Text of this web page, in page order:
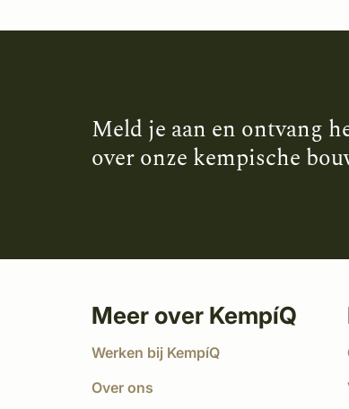
Meld je aan en ontvang
over onze kempische
Meer over KempíQ
Werken bij KempíQ
Over ons